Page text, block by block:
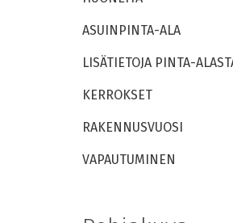
ASUINPINTA-ALA
LISÄTIETOJA PINTA-
KERROKSET
RAKENNUSVUOSI
VAPAUTUMINEN